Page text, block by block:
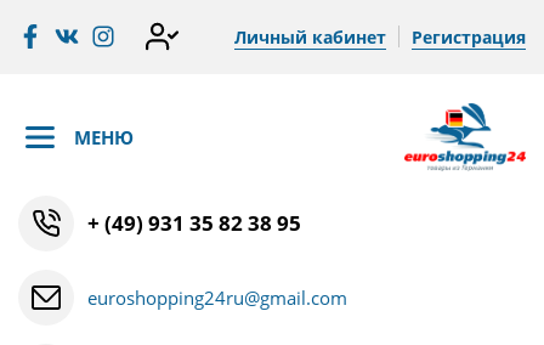
Личный кабинет Регистрация
МЕНЮ
+ (49) 931 35 82 38 95
euroshopping24ru@gmail.com